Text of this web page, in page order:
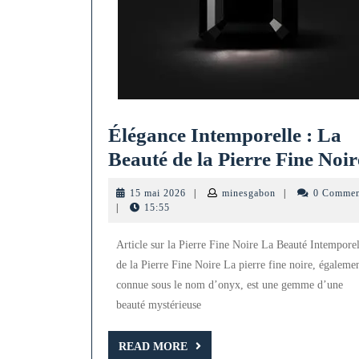
Élégance Intemporelle : La
Beauté de la Pierre Fine
15 mai 2026 15| minesgabon minesgabon
|
0
|
15:55
Article sur la Pierre Fine Noire La Beauté
de la Pierre Fine Noire La pierre fine noire,
connue sous le nom d’onyx, est une gemme d’une
beauté mystérieuse
READ MORE
READ